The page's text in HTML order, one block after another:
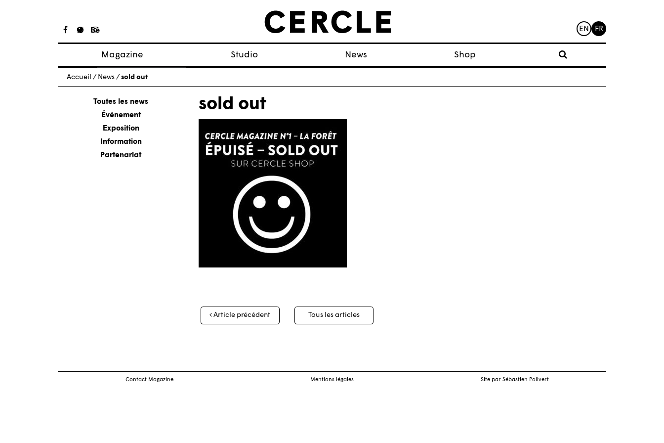
EN FR
Magazine
Articles
À propos
Numéros
Studio News Shop
Accueil / News / sold out
Toutes les news
Événement
Exposition
Information
Partenariat
sold out
Navigation
des
Article précédent Tous les articles
Contact Magazine Mentions légales Site par Sébastien Poilvert